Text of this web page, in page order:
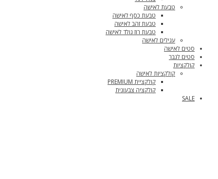
טבעת לאישה
טבעת כסף לאישה
טבעת זהב לאישה
טבעת רוז גולד לאישה
עגילים לאישה
סטים לאישה
סטים לגבר
קולקציות
קולקציות לאישה
קולקציית PREMIUM
קולקציה צבעונית
SALE